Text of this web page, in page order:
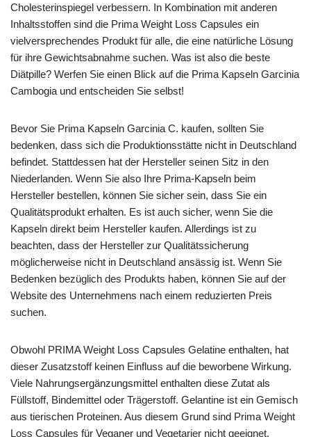
Cholesterinspiegel verbessern. In Kombination mit anderen
Inhaltsstoffen sind die Prima Weight Loss Capsules ein
vielversprechendes Produkt für alle, die eine natürliche Lösung
für ihre Gewichtsabnahme suchen. Was ist also die beste
Diätpille? Werfen Sie einen Blick auf die Prima Kapseln Garcinia
Cambogia und entscheiden Sie selbst!
Bevor Sie Prima Kapseln Garcinia C. kaufen, sollten Sie
bedenken, dass sich die Produktionsstätte nicht in Deutschland
befindet. Stattdessen hat der Hersteller seinen Sitz in den
Niederlanden. Wenn Sie also Ihre Prima-Kapseln beim
Hersteller bestellen, können Sie sicher sein, dass Sie ein
Qualitätsprodukt erhalten. Es ist auch sicher, wenn Sie die
Kapseln direkt beim Hersteller kaufen. Allerdings ist zu
beachten, dass der Hersteller zur Qualitätssicherung
möglicherweise nicht in Deutschland ansässig ist. Wenn Sie
Bedenken bezüglich des Produkts haben, können Sie auf der
Website des Unternehmens nach einem reduzierten Preis
suchen.
Obwohl PRIMA Weight Loss Capsules Gelatine enthalten, hat
dieser Zusatzstoff keinen Einfluss auf die beworbene Wirkung.
Viele Nahrungsergänzungsmittel enthalten diese Zutat als
Füllstoff, Bindemittel oder Trägerstoff. Gelantine ist ein Gemisch
aus tierischen Proteinen. Aus diesem Grund sind Prima Weight
Loss Capsules für Veganer und Vegetarier nicht geeignet.